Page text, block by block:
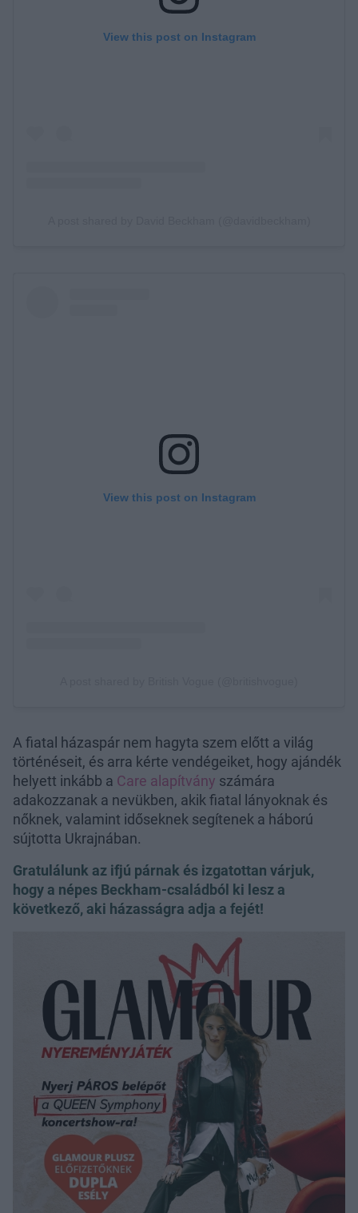
A fiatal házaspár nem hagyta szem előtt a világ
történéseit, és arra kérte vendégeiket, hogy ajándék
helyett inkább a Care alapítvány számára
adakozzanak a nevükben, akik fiatal lányoknak és
nőknek, valamint időseknek segítenek a háború
sújtotta Ukrajnában.
Gratulálunk az ifjú párnak és izgatottan várjuk,
hogy a népes Beckham-családból ki lesz a
következő, aki házasságra adja a fejét!